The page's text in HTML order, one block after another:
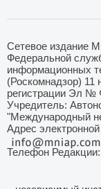
Сетевое издание
Федеральной
информационных
(Роскомнадзор) 11
регистрации Эл №
Учредитель:
"Международный
Адрес
Телефон